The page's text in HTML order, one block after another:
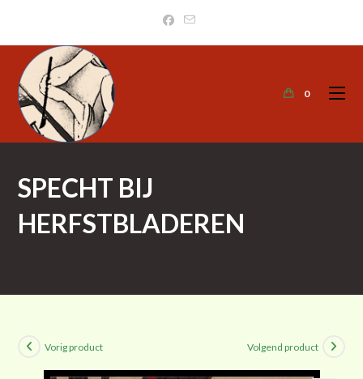
0
SPECHT BIJ
HERFSTBLADEREN
Vorig product Volgend product